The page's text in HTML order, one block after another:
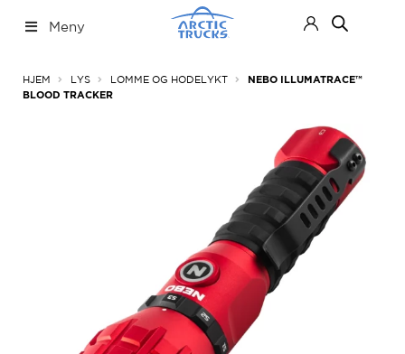
til
til
Meny
ut
HJEM LYS LOMME OG HODELYKT
NEBO ILLUMATRACE™
BLOOD TRACKER